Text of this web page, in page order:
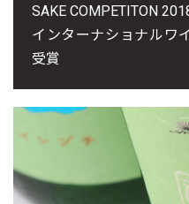
SAKE COMPETITON
インターナショナル
受賞